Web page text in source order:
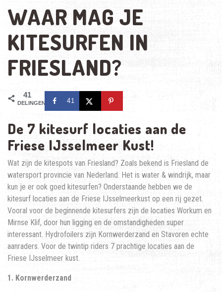
WAAR MAG JE
KITESURFEN IN
FRIESLAND?
41
DELINGEN 41
De 7 kitesurf locaties aan de
Friese IJsselmeer Kust!
Wat zijn de kitespots van Friesland? Zoals bekend is Friesland de
watersport provincie van Nederland. Het is water & windrijk, maar
kun je er ook goed kitesurfen? Onderstaande hebben we de
kitesurf locaties aan de Friese IJsselmeerkust op een rij gezet.
Vooral voor de beginnende kitesurfers zijn de locaties Workum en
Mirnse Klif, door hun ligging en de omstandigheden super
interessant. Hydrofoilers zijn Kornwerderzand en Stavoren echte
aanraders. Voor de twintip riders 7 prachtige locaties aan de
Friese IJsselmeer kust.
1. Kornwerderzand